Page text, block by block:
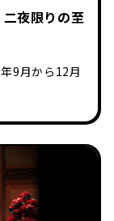
夜限りの至
9月から12月